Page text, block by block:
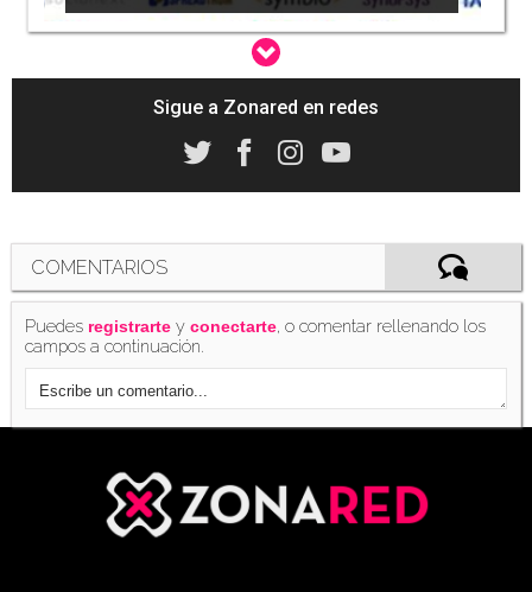
smartphones se imponen al PC y las consolas
se derrumban (24/09/2015)
Sigue a Zonared en redes
COMENTARIOS
Puedes registrarte yconectarte, o comentar rellenando los
campos a continuación.